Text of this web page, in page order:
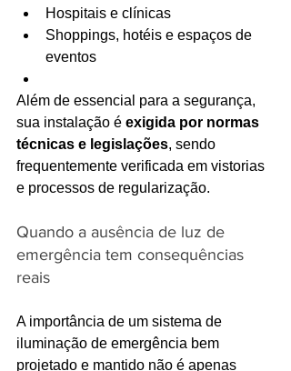
Hospitais e clínicas
Shoppings, hotéis e espaços de
eventos
Além de essencial para a segurança,
sua instalação é exigida por normas
técnicas e legislações, sendo
frequentemente verificada em vistorias
e processos de regularização.
Quando a ausência de luz de
emergência tem consequências
reais
A importância de um sistema de
iluminação de emergência bem
projetado e mantido não é apenas